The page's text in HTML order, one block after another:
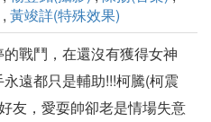
, 黃竣詳(特殊效果)
的戰鬥，在還沒有獲得女神
遠都只是輔助!!!柯騰(柯震
友，愛耍帥卻老是情場失意